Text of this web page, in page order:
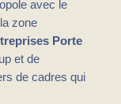
avec le
zone
Porte
et de
de cadres qui